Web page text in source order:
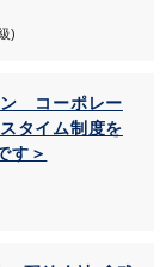
)
ン コーポレー
タイム制度を
す＞